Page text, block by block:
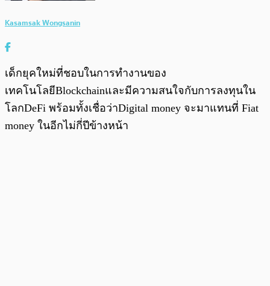
Kasamsak Wongsanin
เด็กยุคใหม่ที่ชอบในการทำงานของ
เทคโนโลยีBlockchainและมีความสนใจกับการลงทุนใน
โลกDeFi พร้อมทั้งเชื่อว่าDigital money จะมาแทนที่ Fiat
money ในอีกไม่กี่ปีข้างหน้า